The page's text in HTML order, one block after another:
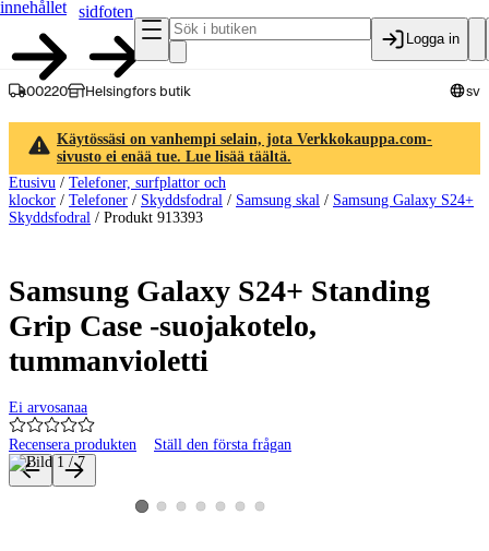
innehållet
sidfoten
Logga in
00220 Helsingfors butik sv
Käytössäsi on vanhempi selain, jota Verkkokauppa.com-
sivusto ei enää tue. Lue lisää täältä.
Etusivu / Telefoner, surfplattor och
klockor / Telefoner / Skyddsfodral / Samsung skal / Samsung Galaxy S24+
Skyddsfodral / Produkt 913393
Samsung Galaxy S24+ Standing
Grip Case -suojakotelo,
tummanvioletti
Ei arvosanaa
Recensera produkten Ställ den första frågan
Produktbilder och videor
Visa produktbild 1
Visa produktbild 2
Visa produktbild 3
Visa produktbild 4
Visa produktbild 5
Visa produktbild 6
Visa produktbild 7